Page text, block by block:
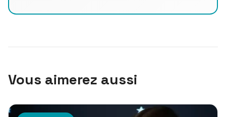
Vous aimerez aussi